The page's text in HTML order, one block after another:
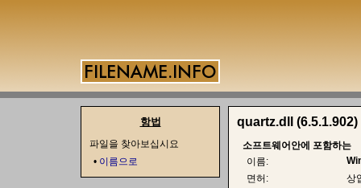
quartz.dll (6.5.1.902)
소프트웨어안에 포함하는
이름:
면허:
상
항법
파일을 찾아보십시요
• 이름으로